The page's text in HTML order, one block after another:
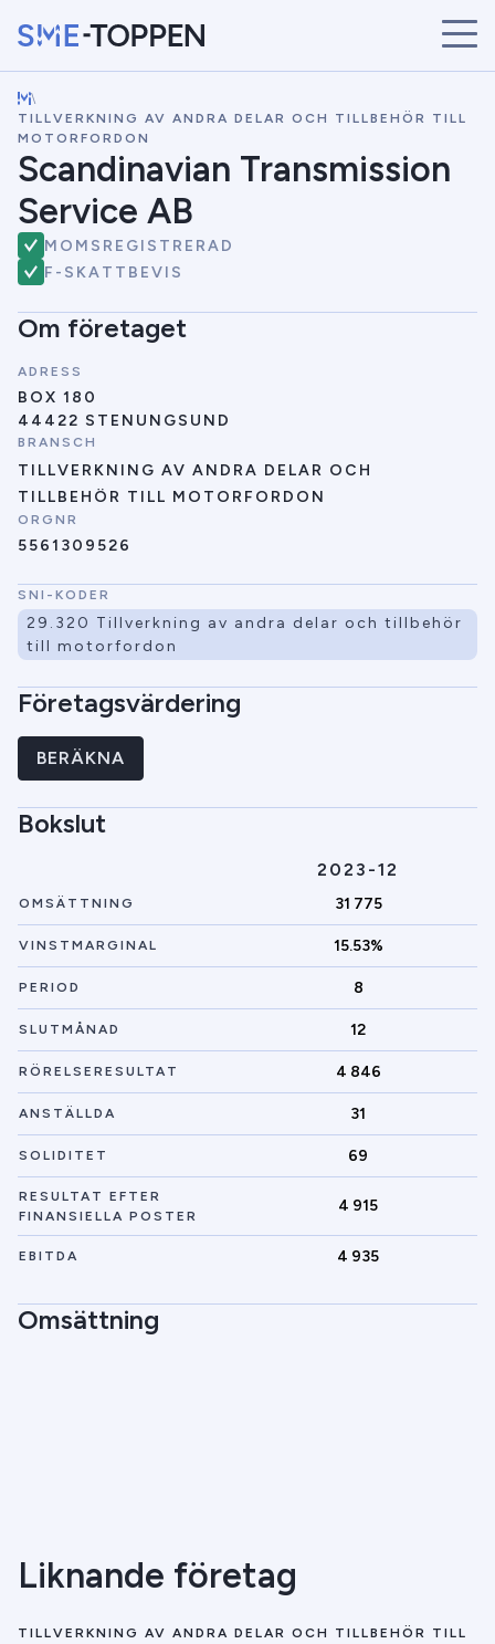
START
ÅRETS VINNARE
BRANSCHER
SÖK
NYHETER
\
TILLVERKNING AV ANDRA DELAR OCH TILLBEHÖR TILL
MOTORFORDON
Scandinavian Transmission
Service AB
MOMSREGISTRERAD
F-SKATTBEVIS
Om företaget
ADRESS
BOX 180
44422 STENUNGSUND
BRANSCH
TILLVERKNING AV ANDRA DELAR OCH
TILLBEHÖR TILL MOTORFORDON
ORGNR
5561309526
SNI-KODER
29.320 Tillverkning av andra delar och tillbehör
till motorfordon
Företagsvärdering
BERÄKNA
Bokslut
2023-12
OMSÄTTNING 31 775
VINSTMARGINAL 15.53%
PERIOD 8
SLUTMÅNAD 12
RÖRELSERESULTAT 4 846
ANSTÄLLDA 31
SOLIDITET 69
RESULTAT EFTER
FINANSIELLA POSTER
4 915
EBITDA 4 935
Omsättning
Liknande företag
TILLVERKNING AV ANDRA DELAR OCH TILLBEHÖR TILL